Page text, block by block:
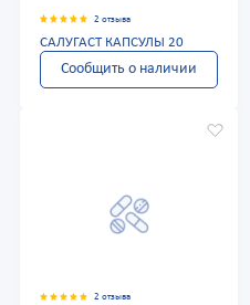
2 отзыва
САЛУГАСТ КАПСУЛЫ 20
Сообщить о наличии
2 отзыва